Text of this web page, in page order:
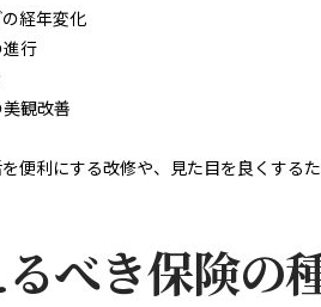
経年変化
行
観改善
便利にする改修や、見た目を良くする
べき保険の